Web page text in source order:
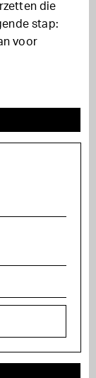
die
stap:
voor